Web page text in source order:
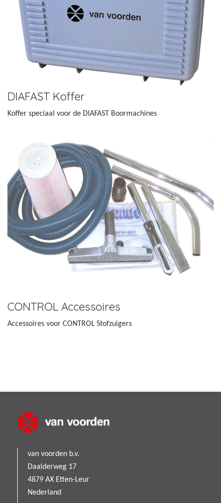
DIAFAST Koffer
Koffer speciaal voor de DIAFAST Boormachines
CONTROL Accessoires
Accessoires voor CONTROL Stofzuigers
van voorden b.v.
Daalderweg 17
4879 AX Etten-Leur
Nederland